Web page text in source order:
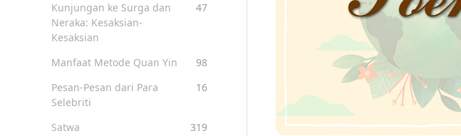
Kunjungan ke Surga dan
Neraka: Kesaksian-
Kesaksian
47
Manfaat Metode Quan Yin
98
Pesan-Pesan dari Para
Selebriti
16
Satwa
319